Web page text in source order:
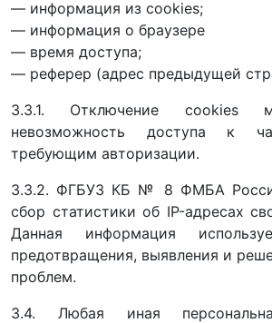
— информация из cookies;
— информация о браузере
— время доступа;
— реферер (адрес предыдущей
3.3.1. Отключение cookies
невозможность доступа к
требующим авторизации.
3.3.2. ФГБУЗ КБ № 8 ФМБА
сбор статистики об IP-адресах
Данная информация
предотвращения, выявления и
проблем.
3.4. Любая иная